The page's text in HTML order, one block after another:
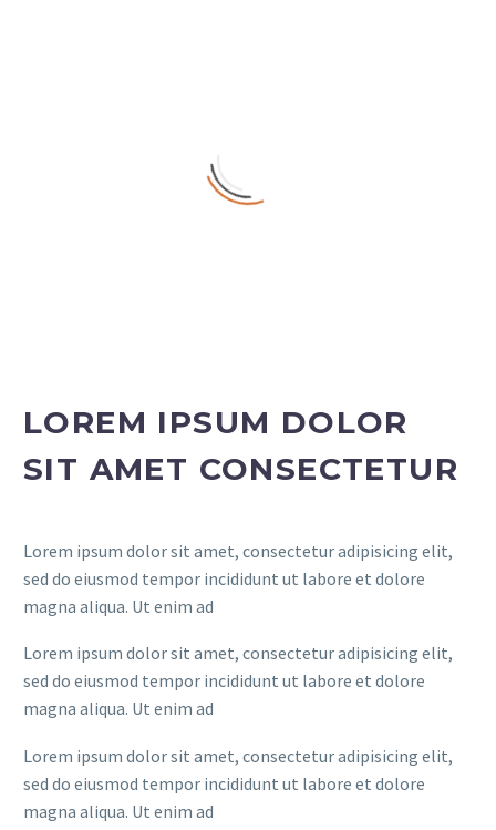
LOREM IPSUM DOLOR
SIT AMET CONSECTETUR
Lorem ipsum dolor sit amet, consectetur adipisicing elit,
sed do eiusmod tempor incididunt ut labore et dolore
magna aliqua. Ut enim ad
Lorem ipsum dolor sit amet, consectetur adipisicing elit,
sed do eiusmod tempor incididunt ut labore et dolore
magna aliqua. Ut enim ad
Lorem ipsum dolor sit amet, consectetur adipisicing elit,
sed do eiusmod tempor incididunt ut labore et dolore
magna aliqua. Ut enim ad